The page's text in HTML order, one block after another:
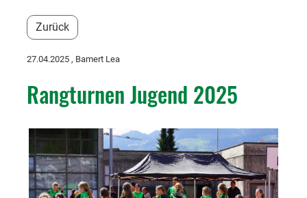
Zurück
27.04.2025 , Bamert Lea
Rangturnen Jugend 2025